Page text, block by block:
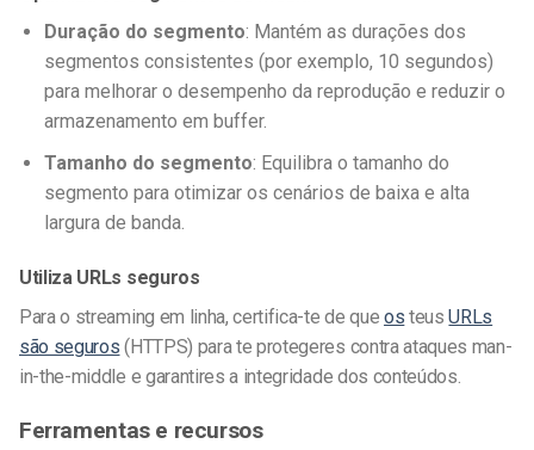
Duração do segmento: Mantém as durações dos
segmentos consistentes (por exemplo, 10 segundos)
para melhorar o desempenho da reprodução e reduzir o
armazenamento em buffer.
Tamanho do segmento: Equilibra o tamanho do
segmento para otimizar os cenários de baixa e alta
largura de banda.
Utiliza URLs seguros
Para o streaming em linha, certifica-te de que os teusURLs
são seguros (HTTPS) para te protegeres contra ataques man-
in-the-middle e garantires a integridade dos conteúdos.
Ferramentas e recursos